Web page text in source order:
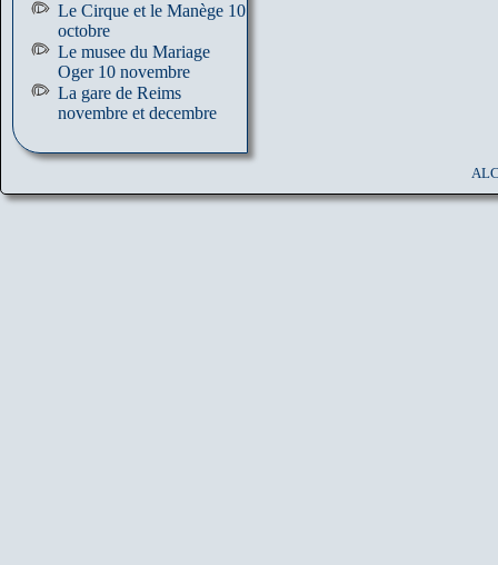
Le Cirque et le Manège 10
octobre
Le musee du Mariage
Oger 10 novembre
La gare de Reims
novembre et decembre